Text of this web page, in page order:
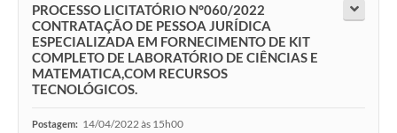
PROCESSO LICITATÓRIO N°060/2022
CONTRATAÇÃO DE PESSOA JURÍDICA
ESPECIALIZADA EM FORNECIMENTO DE KIT
COMPLETO DE LABORATÓRIO DE CIÊNCIAS E
MATEMATICA,COM RECURSOS
TECNOLÓGICOS.
Postagem: 14/04/2022 às 15h00